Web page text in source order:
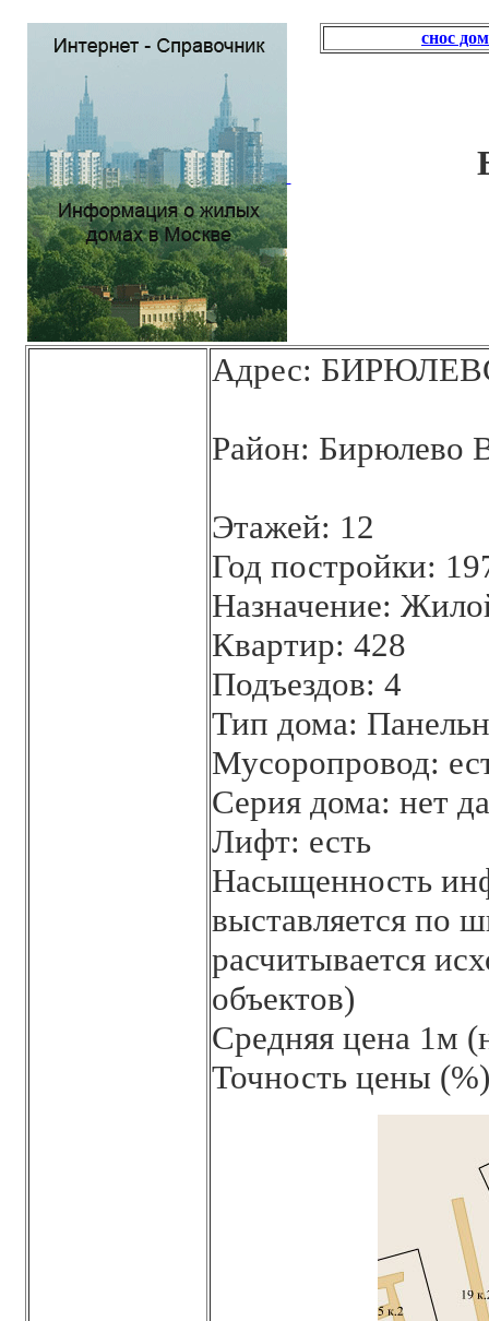
снос
Адрес:
Район: Бирюлево
Этажей: 12
Год постройки:
Назначение:
Квартир: 428
Подъездов: 4
Тип дома:
Мусоропровод:
Серия дома: нет
Лифт: есть
Насыщенность
выставляется по
расчитывается
объектов)
Средняя цена 1м
Точность цены